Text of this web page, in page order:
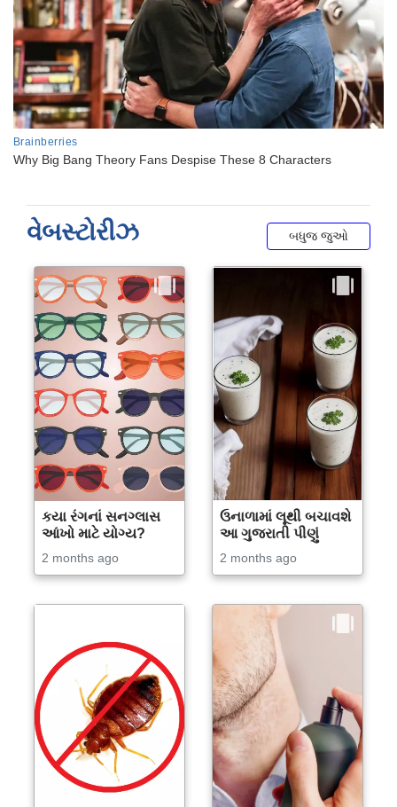
વેબસ્ટોરીઝ બધુજ જુઓ
કયા રંગનાં સનગ્લાસ
આંખો માટે યોગ્ય?
2 months ago
ઉનાળામાં લૂથી બચાવશે
આ ગુજરાતી પીણું
2 months ago